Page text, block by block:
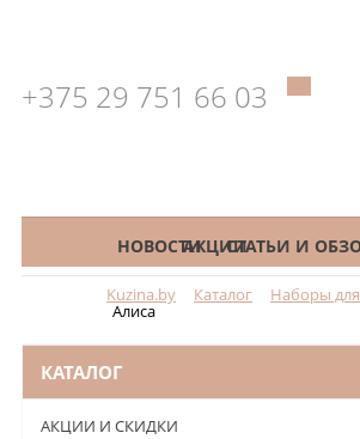
+375 29 751 66 03
КАТАЛОГНОВОСТИАКЦИИСТАТЬИ И
Kuzina.by Каталог Наборы
Алиса
КАТАЛОГ
АКЦИИ И СКИДКИ